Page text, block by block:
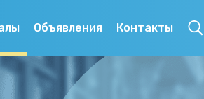
Объявления Контакты